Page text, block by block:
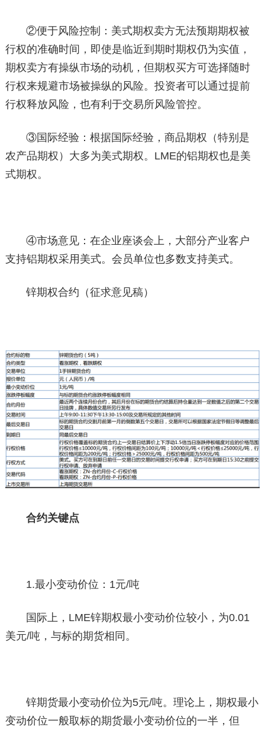
②便于风险控制：美式期权卖方无法预期期权被
行权的准确时间，即使是临近到期时期权仍为实值，
期权卖方有操纵市场的动机，但期权买方可选择随时
行权来规避市场被操纵的风险。投资者可以通过提前
行权释放风险，也有利于交易所风险管控。
③国际经验：根据国际经验，商品期权（特别是
农产品期权）大多为美式期权。LME的铝期权也是美
式期权。
④市场意见：在企业座谈会上，大部分产业客户
支持铝期权采用美式。会员单位也多数支持美式。
锌期权合约（征求意见稿）
合约关键点
1.最小变动价位：1元/吨
国际上，LME锌期权最小变动价位较小，为0.01
美元/吨，与标的期货相同。
锌期货最小变动价位为5元/吨。理论上，期权最小
变动价位一般取标的期货最小变动价位的一半，但